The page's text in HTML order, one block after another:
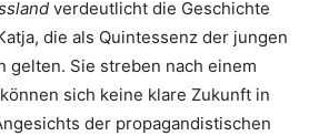
verdeutlicht die Geschichte
die als Quintessenz der jungen
gelten. Sie streben nach einem
sich keine klare Zukunft in
der propagandistischen